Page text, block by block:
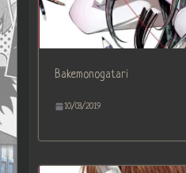
Bakemonogatari
10/03/2019